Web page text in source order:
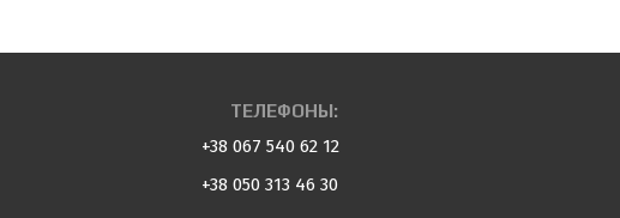
ТЕЛЕФОНЫ:
+38 067 540 62 12
+38 050 313 46 30